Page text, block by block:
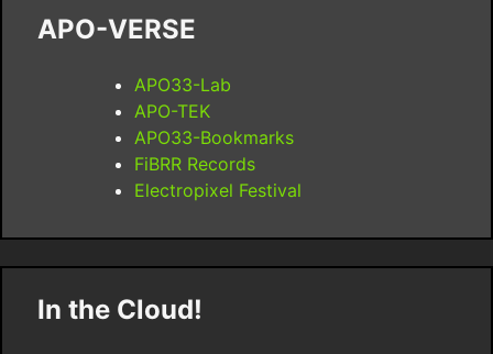
APO-VERSE
APO33-Lab
APO-TEK
APO33-Bookmarks
FiBRR Records
Electropixel Festival
In the Cloud!